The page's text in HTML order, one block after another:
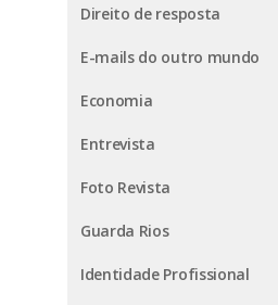
Direito de resposta
E-mails do outro mundo
Economia
Entrevista
Foto Revista
Guarda Rios
Identidade Profissional